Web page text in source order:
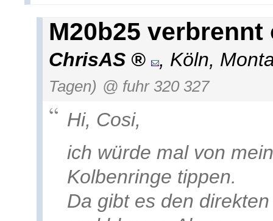
M20b25 verbrennt
ChrisAS , Köln,
Tagen) @ fuhr 320 327
Hi, Cosi,
ich würde mal von
Kolbenringe tippen.
Da gibt es den